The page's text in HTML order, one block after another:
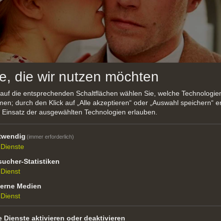
2012
nach Südtirol aus dem inzwischen durch die Alliierten
trifft der Obersturmbannführer Voss auf die junge
einer brenzligen Situation rettet. Eva braucht einen
die wir nutzen möchten
die entsprechenden Schaltflächen wählen Sie, welche
durch den Klick auf „Alle akzeptieren“ oder „Auswahl speichern“
der ausgewählten Technologien erlauben.
(immer erforderlich)
Dienste
Statistiken
Dienst
Medien
Dienst
Dienste aktivieren oder deaktivieren